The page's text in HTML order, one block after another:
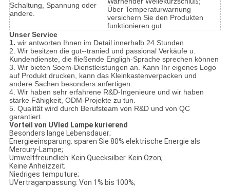
Schaltung, Spannung oder
andere.
Über Temperaturwarnung
versichern Sie den Produkten
funktionieren gut
Unser Service
1. wir antworten Ihnen im Detail innerhalb 24 Stunden
2. Wir besitzen die gut--tranied und passional Verkäufe u.
Kundendienste, die fließende Engligh-Sprache sprechen können
3. Wir bieten Soem-Dienstleistungen an. Kann Ihr eigenes Logo
auf Produkt drucken, kann das Kleinkastenverpacken und
andere Sachen besonders anfertigen.
4. Wir haben sehr erfahrene R&D-Ingenieure und wir haben
starke Fähigkeit, ODM-Projekte zu tun.
5. Qualität wird durch Berufsteam von R&D und von QC
garantiert.
Vorteil von UVled Lampe kurierend
Besonders lange Lebensdauer;
Energieeinsparung: sparen Sie 80% elektrische Energie als
Mercury-Lampe;
Umweltfreundlich: Kein Quecksilber. Kein Ozon;
Keine Anheizzeit;
Niedriges temputure;
UVertraganpassung: Von 1% bis 100%;